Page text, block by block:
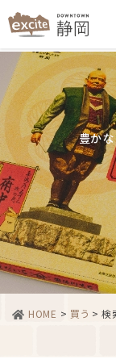
豊かな
HOME > 買う > 検